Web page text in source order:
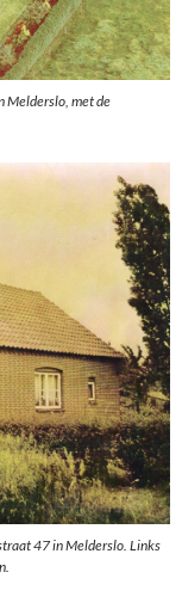
Melderslo, met de
47 in Melderslo. Links